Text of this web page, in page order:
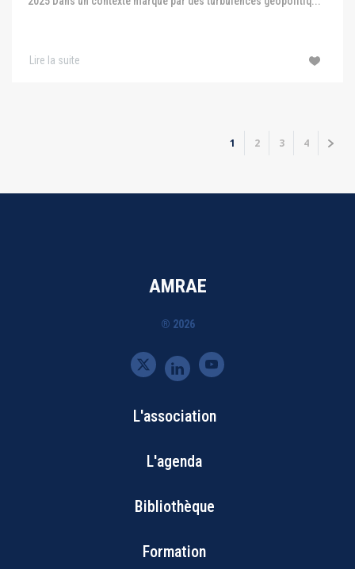
Lire la suite
Pagination
Page
courante
1 Page
2 Page
3 Page
4
Page
AMRAE
® 2026
Bottom
Footer
Menu
L'association
L'agenda
Bibliothèque
Formation